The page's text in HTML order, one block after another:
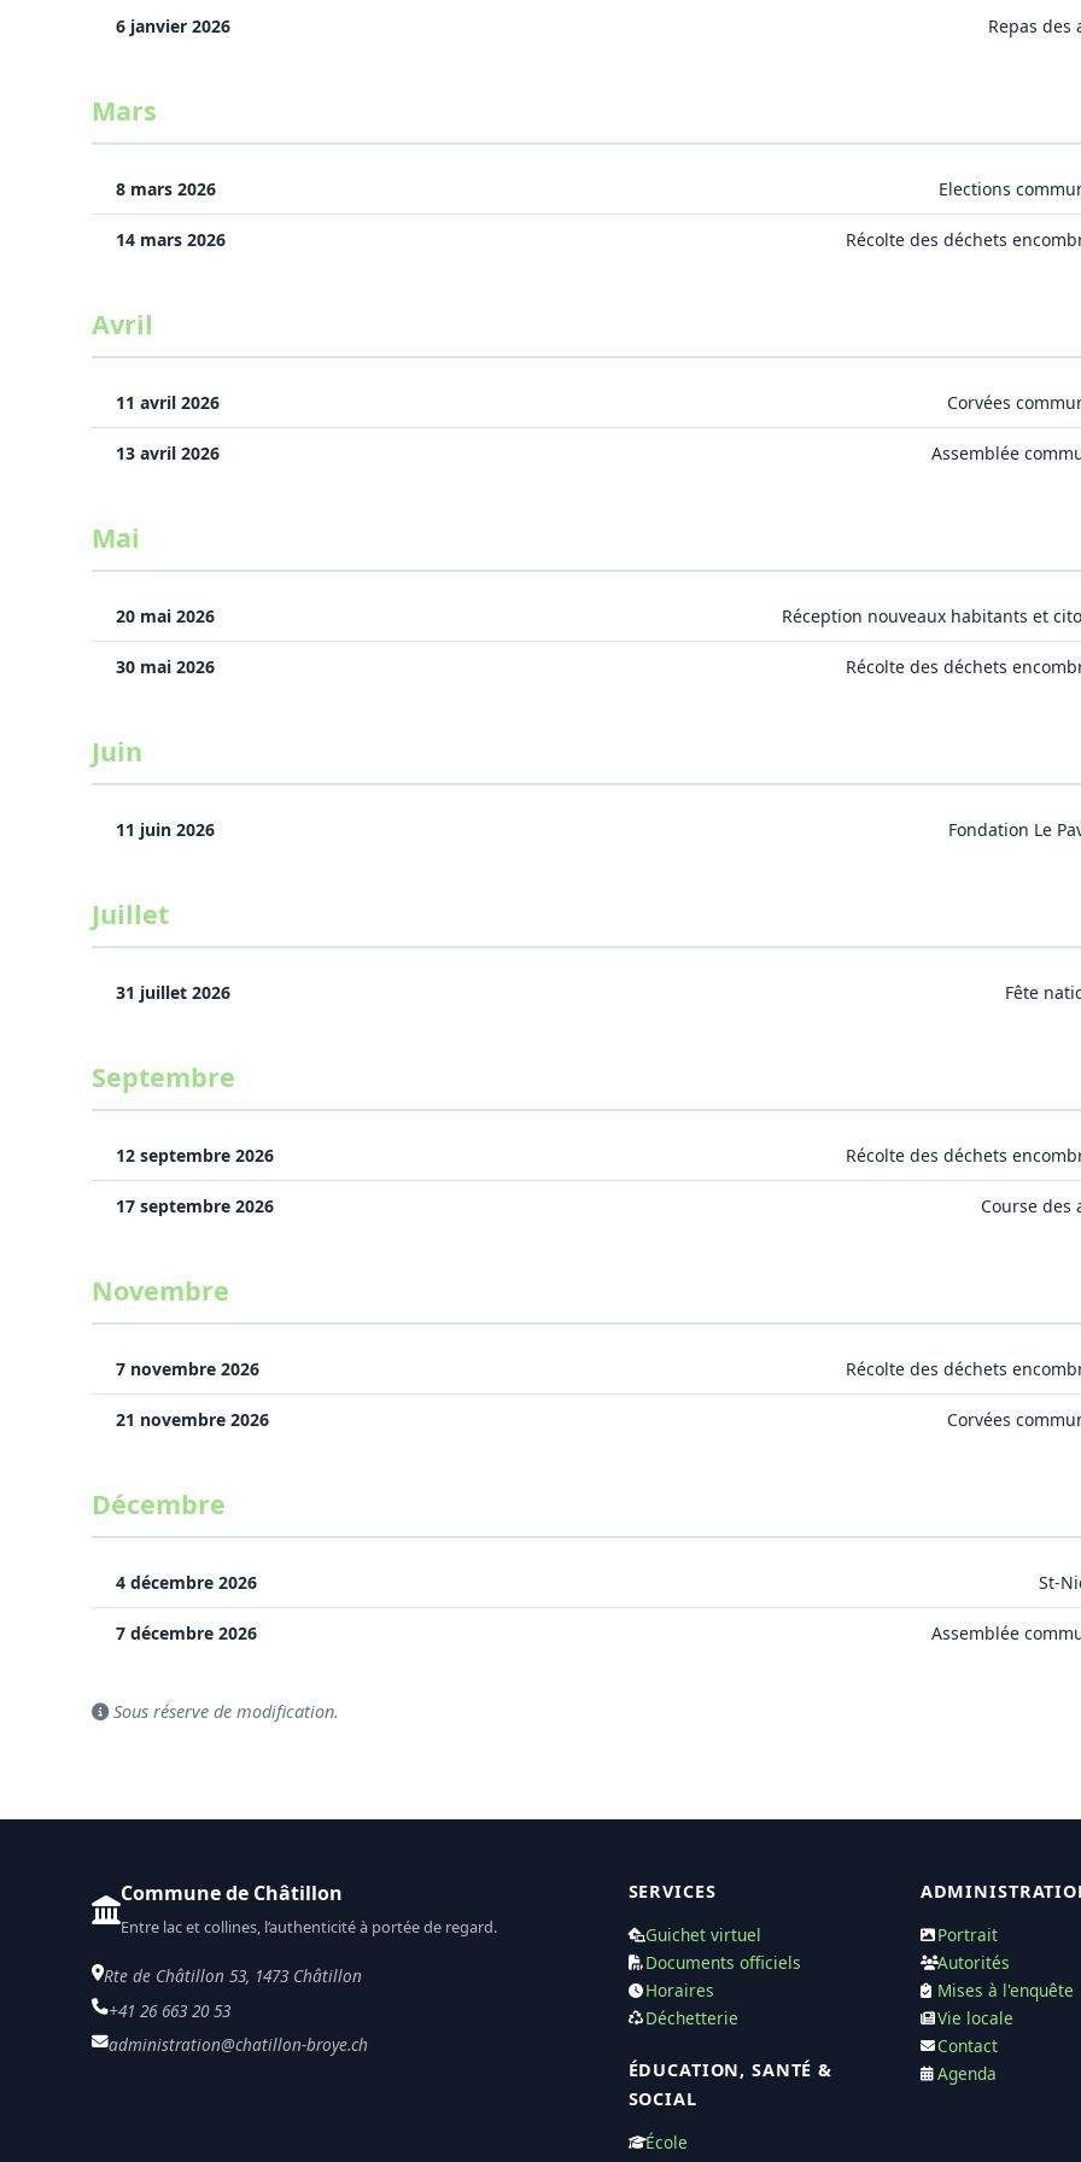
6 janvier 2026 Repas des
Mars
8 mars 2026 Elections
14 mars 2026 Récolte des déchets
Avril
11 avril 2026 Corvées
13 avril 2026 Assemblée
Mai
20 mai 2026 Réception nouveaux habitants et
30 mai 2026 Récolte des déchets
Juin
11 juin 2026 Fondation Le
Juillet
31 juillet 2026 Fête
Septembre
12 septembre 2026 Récolte des déchets
17 septembre 2026 Course des
Novembre
7 novembre 2026 Récolte des déchets
21 novembre 2026 Corvées
Décembre
4 décembre 2026 St-
7 décembre 2026 Assemblée
Sous réserve de modification.
Commune de Châtillon
Entre lac et collines, l’authenticité à portée de regard.
Rte de Châtillon 53, 1473 Châtillon
+41 26 663 20 53
administration@chatillon-broye.ch
SERVICES
Guichet virtuel
Documents officiels
Horaires
Déchetterie
ÉDUCATION, SANTÉ &
SOCIAL
École
Portrait
Autorités
Mises à l'enquête
Vie locale
Contact
Agenda